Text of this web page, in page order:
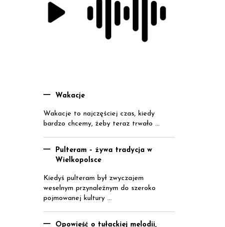
Wakacje
Wakacje to najczęściej czas, kiedy
bardzo chcemy, żeby teraz trwało ...
Pulteram – żywa tradycja w
Wielkopolsce
Kiedyś pulteram był zwyczajem
weselnym przynależnym do szeroko
pojmowanej kultury ...
Opowieść o tułackiej melodii,